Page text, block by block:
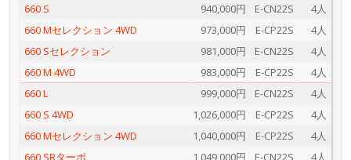
660 S
940,000円 E-CN22S
4人
660 Mセレクション 4WD
973,000円 E-CP22S
4人
660 Sセレクション
981,000円 E-CN22S
4人
660 M 4WD
983,000円 E-CP22S
4人
660 L
999,000円 E-CN22S
4人
660 S 4WD
1,026,000円 E-CP22S
4人
660 Mセレクション 4WD
1,040,000円 E-CP22S
4人
660 SRターボ
1,049,000円 E-CN22S 4人